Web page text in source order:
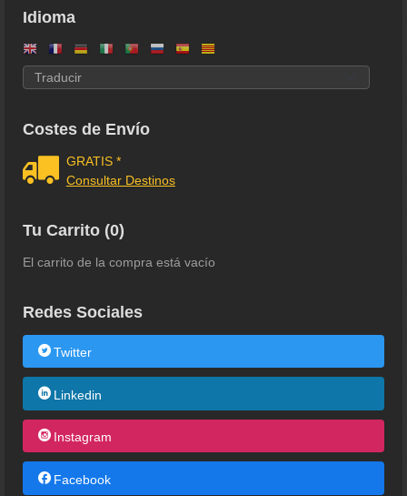
Idioma
Costes de Envío
GRATIS *
Consultar Destinos
Tu Carrito (0)
El carrito de la compra está vacío
Redes Sociales
Twitter
Linkedin
Instagram
Facebook